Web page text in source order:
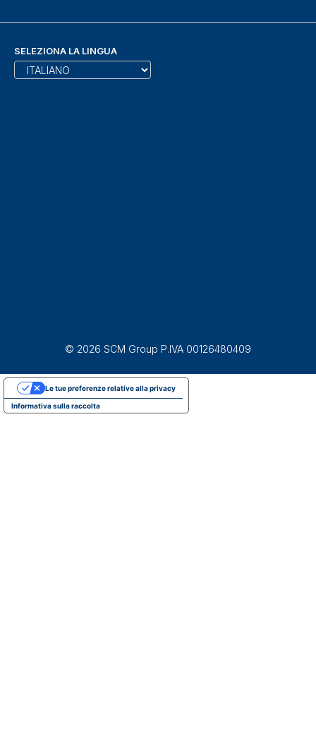
SELEZIONA LA LINGUA
© 2026 SCM Group P.IVA 00126480409
Informativa sulla raccolta
Le tue preferenze relative alla privacy